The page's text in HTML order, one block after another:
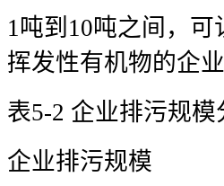
1吨到10吨之间，
挥发性有机物的企
表5-2 企业排污规模
企业排污规模